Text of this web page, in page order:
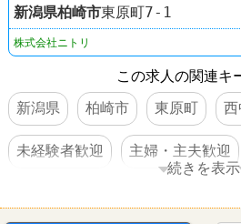
新潟県柏崎市東原町7-1
株式会社ニトリ
この求人の関連キ
新潟県
柏崎市 東原町 西
未経験者歓迎 主婦・主夫歓迎
続きを表示